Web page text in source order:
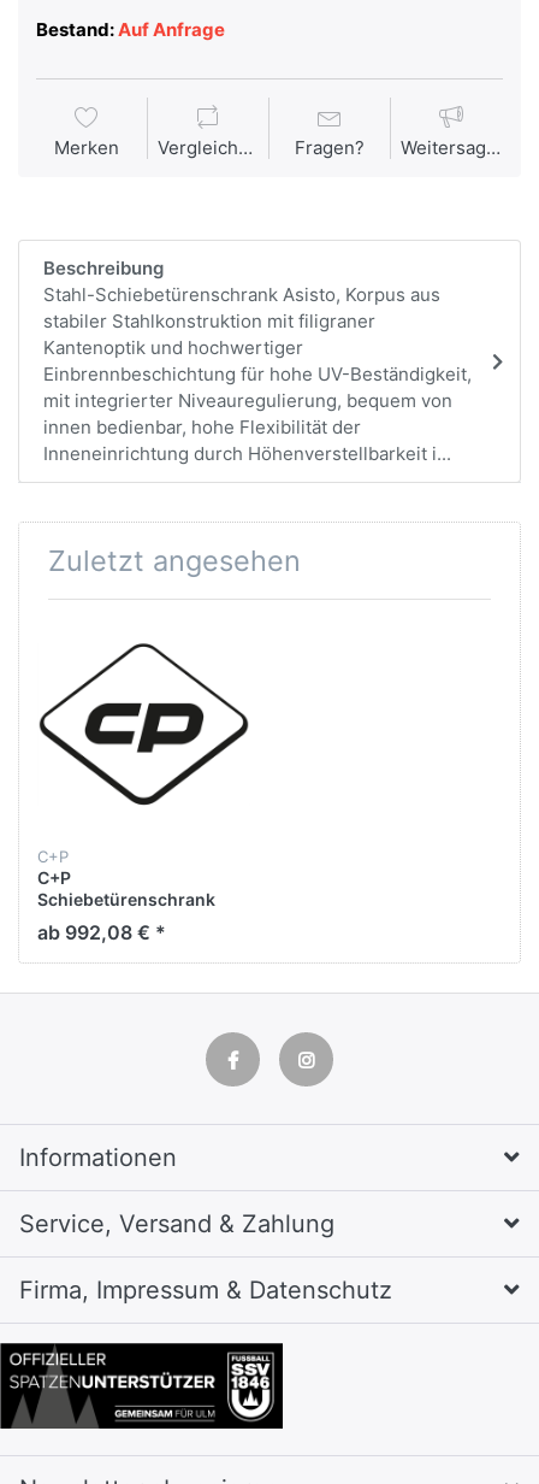
Bestand:Auf Anfrage
Merken Vergleichen Fragen? Weitersagen
Beschreibung
Stahl-Schiebetürenschrank Asisto, Korpus aus
stabiler Stahlkonstruktion mit filigraner
Kantenoptik und hochwertiger
Einbrennbeschichtung für hohe UV-Beständigkeit,
mit integrierter Niveauregulierung, bequem von
innen bedienbar, hohe Flexibilität der
Inneneinrichtung durch Höhenverstellbarkeit i...
Zuletzt angesehen
C+P
C+P
Schiebetürenschrank
Asisto,
H1980xB1200xT435mm
ab 992,08 € *
Informationen
Service, Versand & Zahlung
Firma, Impressum & Datenschutz